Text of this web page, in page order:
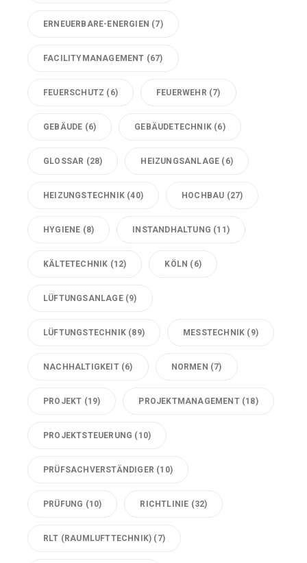
ERNEUERBARE-ENERGIEN (7)
FACILITYMANAGEMENT (67)
FEUERSCHUTZ (6) FEUERWEHR (7)
GEBÄUDE (6) GEBÄUDETECHNIK (6)
GLOSSAR (28) HEIZUNGSANLAGE (6)
HEIZUNGSTECHNIK (40) HOCHBAU (27)
HYGIENE (8) INSTANDHALTUNG (11)
KÄLTETECHNIK (12) KÖLN (6)
LÜFTUNGSANLAGE(9)
LÜFTUNGSTECHNIK (89) MESSTECHNIK (9)
NACHHALTIGKEIT(6) NORMEN (7)
PROJEKT (19) PROJEKTMANAGEMENT(18)
PROJEKTSTEUERUNG (10)
PRÜFSACHVERSTÄNDIGER (10)
PRÜFUNG (10) RICHTLINIE (32)
RLT (RAUMLUFTTECHNIK) (7)